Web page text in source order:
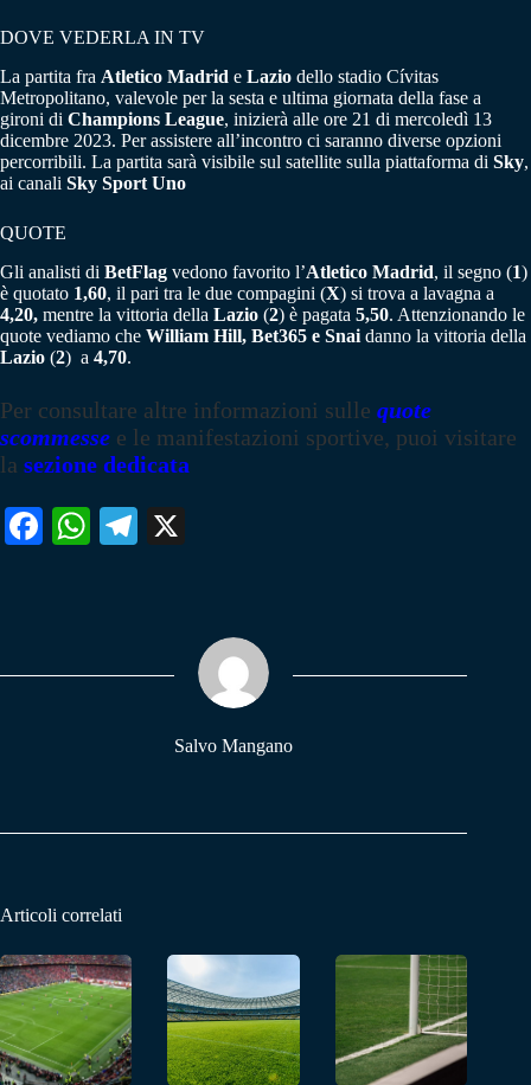
DOVE VEDERLA IN TV
La partita fra Atletico Madrid e Lazio dello stadio Cívitas
Metropolitano, valevole per la sesta e ultima giornata della fase a
gironi di Champions League, inizierà alle ore 21 di mercoledì 13
dicembre 2023. Per assistere all’incontro ci saranno diverse opzioni
percorribili. La partita sarà visibile sul satellite sulla piattaforma di Sky,
ai canali Sky Sport Uno
QUOTE
Gli analisti di BetFlag vedono favorito l’Atletico Madrid, il segno (1)
è quotato 1,60, il pari tra le due compagini (X) si trova a lavagna a
4,20, mentre la vittoria della Lazio (2) è pagata 5,50. Attenzionando le
quote vediamo che William Hill, Bet365 e Snai danno la vittoria della
Lazio (2) a 4,70.
Per consultare altre informazioni sulle quote
scommesse e le manifestazioni sportive, puoi visitare
la sezione dedicata
Fa W
pp
Te
m
Salvo Mangano
Articoli correlati